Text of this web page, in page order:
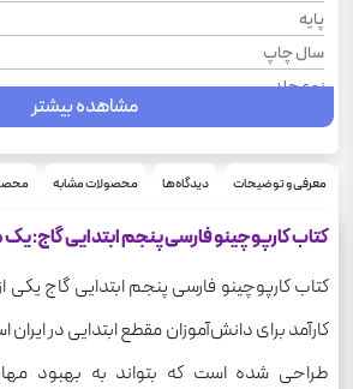
پایه
سال چاپ
نوع جلد
درس
وزن
مشاهده بیشتر
معرفی و توضیحات دیدگاه‌ها محصولات مشابه
کتاب کارپوچینو فارسی پنجم ابتدایی گاج:
کتاب کارپوچینو فارسی پنجم ابتدایی گاج یکی
کارآمد برای دانش‌آموزان مقطع ابتدایی در
طراحی شده است که بتواند به بهبود